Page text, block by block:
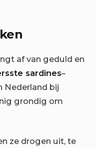
af van geduld en
sardines–
Nederland bij
grondig om
ze drogen uit, te